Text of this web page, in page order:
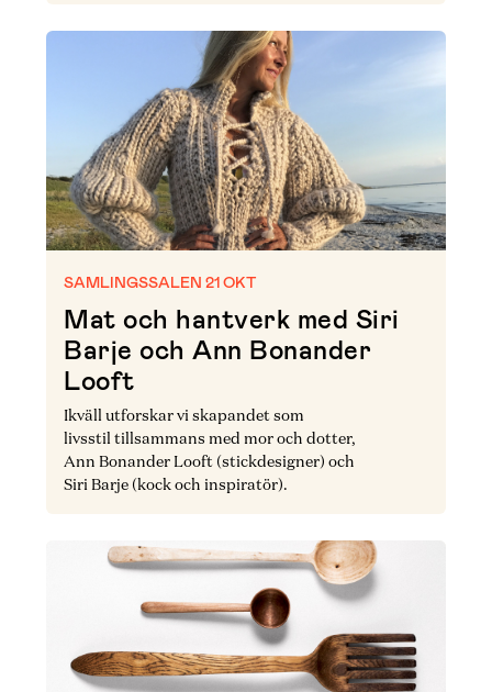
SAMLINGSSALEN 21 OKT
Mat och hantverk med Siri
Barje och Ann Bonander
Looft
Ikväll utforskar vi skapandet som
livsstil tillsammans med mor och dotter,
Ann Bonander Looft (stickdesigner) och
Siri Barje (kock och inspiratör).